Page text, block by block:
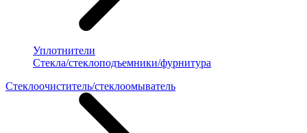
Уплотнители
Стекла/стеклоподъемники/фурнитура
Стеклоочиститель/стеклоомыватель